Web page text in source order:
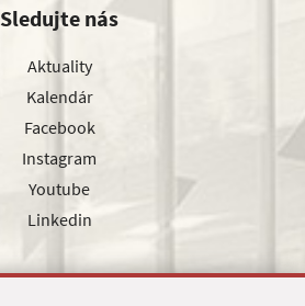
Sledujte nás
Aktuality
Kalendár
Facebook
Instagram
Youtube
Linkedin